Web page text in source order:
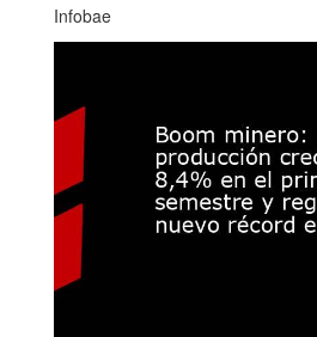
Infobae